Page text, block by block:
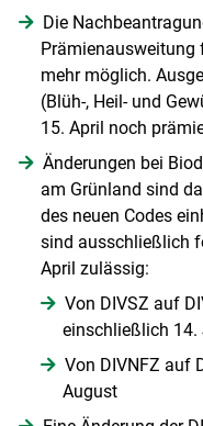
Die
Prämienausweitung
mehr möglich.
(Blüh-, Heil- und
15. April noch
Änderungen bei
am Grünland sind
des neuen Codes
sind ausschließlich
April zulässig:
Von DIVSZ auf
einschließlich 14.
Von DIVNFZ auf
August